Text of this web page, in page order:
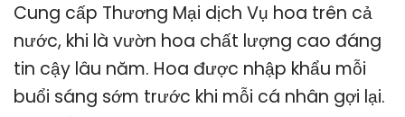
Cung cấp Thương Mại dịch Vụ hoa trên cả
nước, khi là vườn hoa chất lượng cao đáng
tin cậy lâu năm. Hoa được nhập khẩu mỗi
buổi sáng sớm trước khi mỗi cá nhân gợi lại.